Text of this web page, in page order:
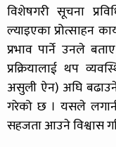
विशेषगरी सूचना
ल्याइएका प्रोत्साहन
प्रभाव पार्ने उनले
प्रक्रियालाई थप
असुली ऐन) अघि बढाउने
गरेको छ । यसले
सहजता आउने विश्वास